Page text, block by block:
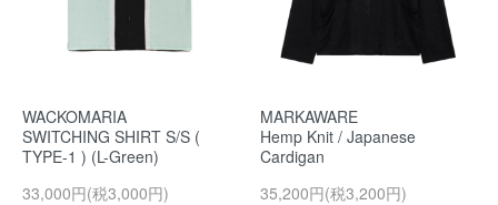
WACKOMARIA
SWITCHING SHIRT S/S (
TYPE-1 ) (L-Green)
33,000円(税3,000円)
MARKAWARE
Hemp Knit / Japanese
Cardigan
35,200円(税3,200円)